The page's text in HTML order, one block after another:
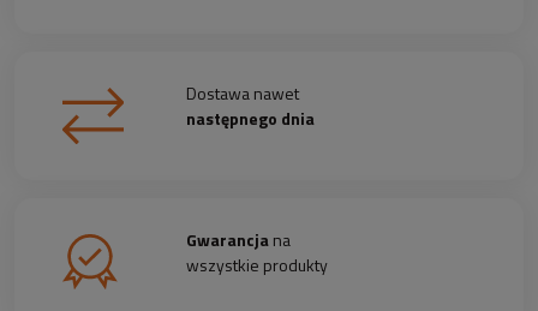
Dostawa nawet
następnego dnia
Gwarancjana
wszystkie produkty